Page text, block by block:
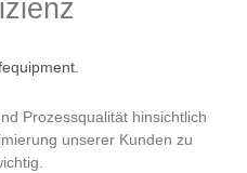
Prozessqualität hinsichtlich
unserer Kunden zu